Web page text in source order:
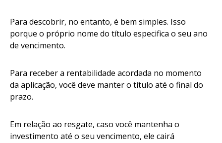
Para descobrir, no entanto, é bem simples. Isso
porque o próprio nome do título especifica o seu ano
de vencimento.
Para receber a rentabilidade acordada no momento
da aplicação, você deve manter o título até o final do
prazo.
Em relação ao resgate, caso você mantenha o
investimento até o seu vencimento, ele cairá